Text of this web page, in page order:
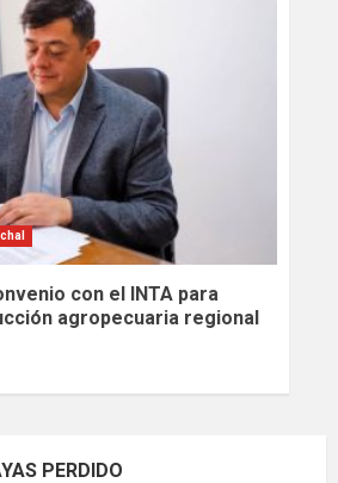
con el INTA para
agropecuaria regional
PERDIDO